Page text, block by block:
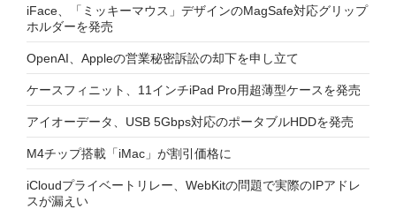
iFace、「ミッキーマウス」デザインのMagSafe対応グリップ
ホルダーを発売
OpenAI、Appleの営業秘密訴訟の却下を申し立て
ケースフィニット、11インチiPad Pro用超薄型ケースを発売
アイオーデータ、USB 5Gbps対応のポータブルHDDを発売
M4チップ搭載「iMac」が割引価格に
iCloudプライベートリレー、WebKitの問題で実際のIPアドレ
スが漏えい